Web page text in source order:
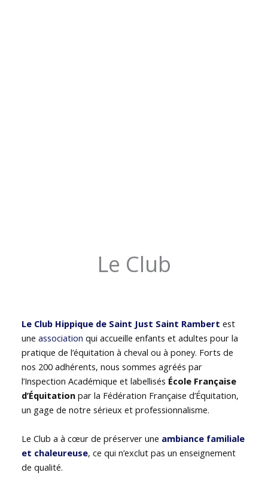
Le Club
Le Club Hippique de Saint Just Saint Rambert est
uneassociation qui accueille enfants et adultes pour la
pratique de l’équitation à cheval ou à poney. Forts de
nos 200 adhérents, nous sommes agréés par
l’Inspection Académique et labellisés École Française
d’Équitation par la Fédération Française d’Équitation,
un gage de notre sérieux et professionnalisme.
Le Club a à cœur de préserver une ambiance familiale
et chaleureuse, ce qui n’exclut pas un enseignement
de qualité.